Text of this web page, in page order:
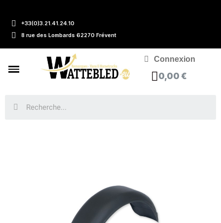
+33(0)3.21.41.24.10
8 rue des Lombards 62270 Frévent
Connexion
0,00 €